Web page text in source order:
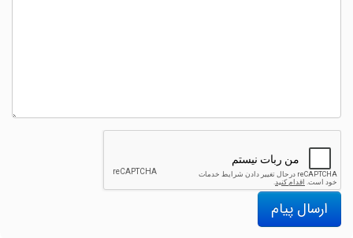
ارسال پیام